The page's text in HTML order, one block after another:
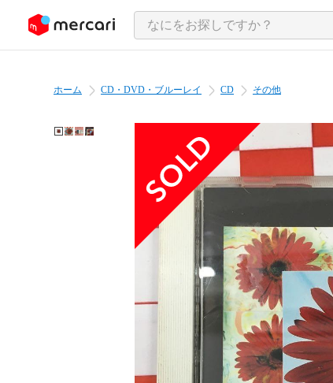
ツにスキップ
ホーム CD・DVD・ブルーレイ CD その他